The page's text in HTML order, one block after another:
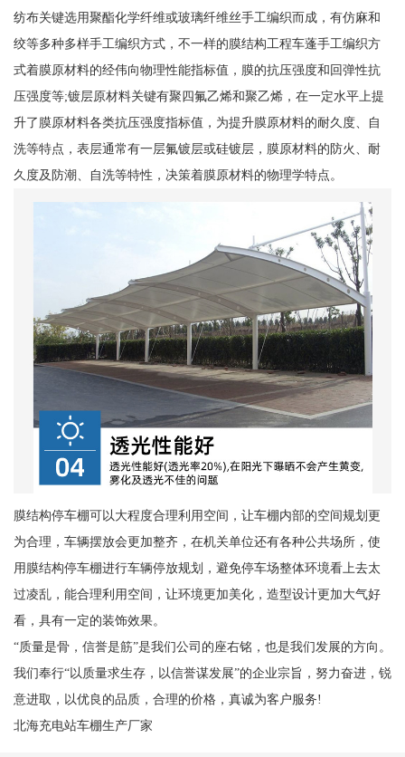
纺布关键选用聚酯化学纤维或玻璃纤维丝手工编织而成，有仿麻和
绞等多种多样手工编织方式，不一样的膜结构工程车蓬手工编织方
式着膜原材料的经伟向物理性能指标值，膜的抗压强度和回弹性抗
压强度等;镀层原材料关键有聚四氟乙烯和聚乙烯，在一定水平上提
升了膜原材料各类抗压强度指标值，为提升膜原材料的耐久度、自
洗等特点，表层通常有一层氟镀层或硅镀层，膜原材料的防火、耐
久度及防潮、自洗等特性，决策着膜原材料的物理学特点。
膜结构停车棚可以大程度合理利用空间，让车棚内部的空间规划更
为合理，车辆摆放会更加整齐，在机关单位还有各种公共场所，使
用膜结构停车棚进行车辆停放规划，避免停车场整体环境看上去太
过凌乱，能合理利用空间，让环境更加美化，造型设计更加大气好
看，具有一定的装饰效果。
“质量是骨，信誉是筋”是我们公司的座右铭，也是我们发展的方向。
我们奉行“以质量求生存，以信誉谋发展”的企业宗旨，努力奋进，锐
意进取，以优良的品质，合理的价格，真诚为客户服务!
北海充电站车棚生产厂家